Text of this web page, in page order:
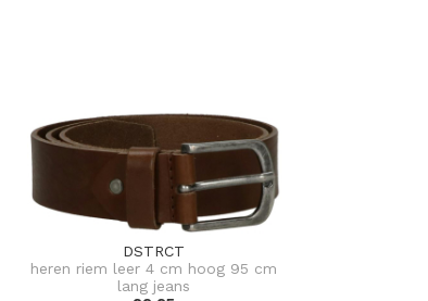
DSTRCT
heren riem leer 4 cm hoog 95 cm
lang jeans